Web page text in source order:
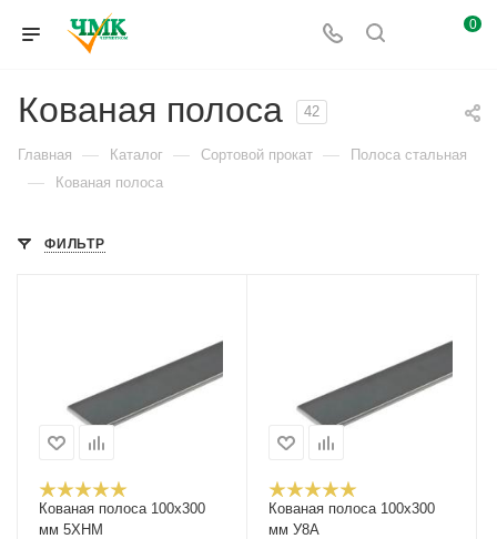
0
Кованая полоса 42
Главная — Каталог — Сортовой прокат — Полоса стальная
— Кованая полоса
ФИЛЬТР
Кованая полоса 100x300
мм 5ХНМ
Кованая полоса 100x300
мм У8А